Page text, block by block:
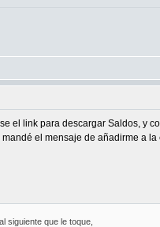
el link para descargar Saldos, y
el mensaje de añadirme a la
siguiente que le toque,